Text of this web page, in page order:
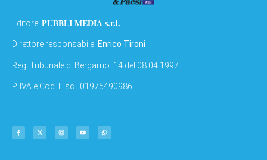
Editore: PUBBLI MEDIA s.r.l.
Direttore responsabile: Enrico Tironi
Reg: Tribunale di Bergamo: 14 del 08.04.1997
P. IVA e Cod. Fisc.: 01975490986